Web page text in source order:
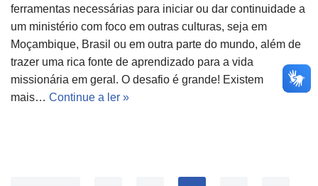
ferramentas necessárias para iniciar ou dar continuidade a
um ministério com foco em outras culturas, seja em
Moçambique, Brasil ou em outra parte do mundo, além de
trazer uma rica fonte de aprendizado para a vida
missionária em geral. O desafio é grande! Existem
mais… Continue a ler »